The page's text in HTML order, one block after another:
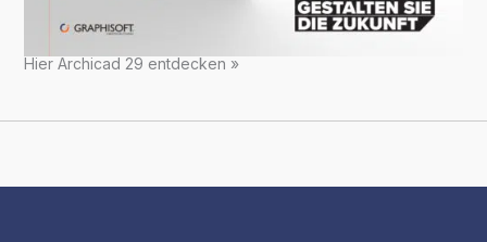
Hier Archicad 29 entdecken »